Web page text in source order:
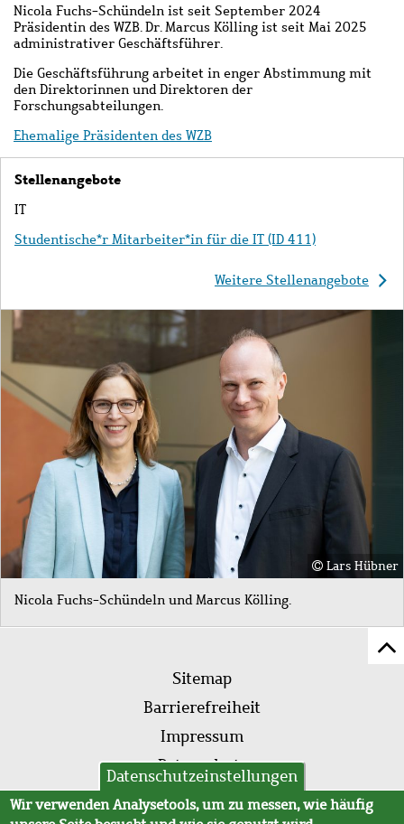
Nicola Fuchs-Schündeln ist seit September 2024
Präsidentin des WZB.Dr. Marcus Kölling ist seit Mai 2025
administrativer Geschäftsführer.
Die Geschäftsführung arbeitet in enger Abstimmung mit
den Direktorinnen und Direktoren der
Forschungsabteilungen.
Ehemalige Präsidenten des WZB
Stellenangebote
Seitenstruktur
Beschreibung
IT
Studentische*r Mitarbeiter*in für die IT (ID 411)
Weitere Stellenangebote
Lars Hübner
Nicola Fuchs-Schündeln und Marcus Kölling.
Fußleistenmenü
Sitemap
Barrierefreiheit
Impressum
Datenschutz
AVB
Datenschutzeinstellungen
Wir verwenden Analysetools, um zu messen, wie häufig